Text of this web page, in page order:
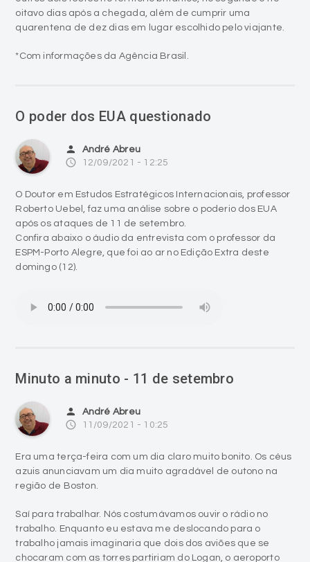
oitavo dias após a chegada, além de cumprir uma
quarentena de dez dias em lugar escolhido pelo viajante.
*Com informações da Agência Brasil.
O poder dos EUA questionado
person André Abreu
access_time 12/09/2021 - 12:25
O Doutor em Estudos Estratégicos Internacionais, professor
Roberto Uebel, faz uma análise sobre o poderio dos EUA
após os ataques de 11 de setembro.
Confira abaixo o áudio da entrevista com o professor da
ESPM-Porto Alegre, que foi ao ar no Edição Extra deste
domingo (12).
Minuto a minuto - 11 de setembro
person André Abreu
access_time 11/09/2021 - 10:25
Era uma terça-feira com um dia claro muito bonito. Os céus
azuis anunciavam um dia muito agradável de outono na
região de Boston.
Saí para trabalhar. Nós costumávamos ouvir o rádio no
trabalho. Enquanto eu estava me deslocando para o
trabalho jamais imaginaria que dois dos aviões que se
chocaram com as torres partiriam do Logan, o aeroporto